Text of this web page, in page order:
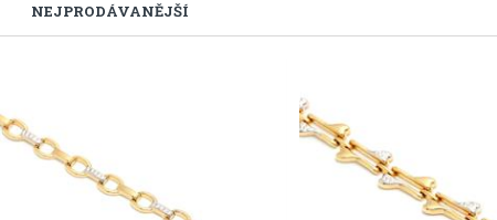
NEJPRODÁVANĚJŠÍ